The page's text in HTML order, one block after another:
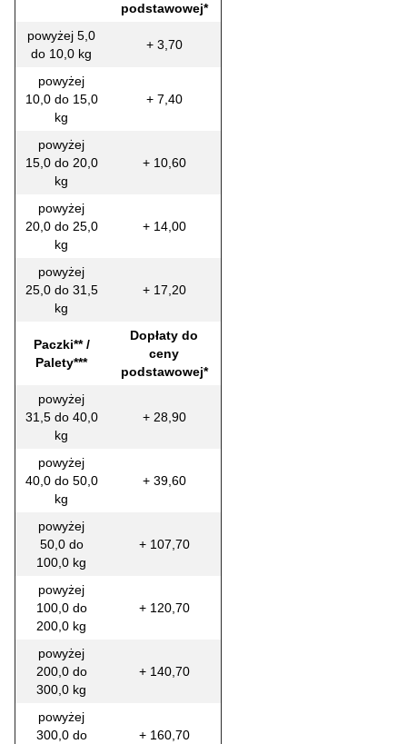
podstawowej*
powyżej 5,0
do 10,0 kg
+ 3,70
powyżej
10,0 do 15,0
kg
+ 7,40
powyżej
15,0 do 20,0
kg
+ 10,60
powyżej
20,0 do 25,0
kg
+ 14,00
powyżej
25,0 do 31,5
kg
+ 17,20
Paczki** /
Palety***
Dopłaty do
ceny
podstawowej*
powyżej
31,5 do 40,0
kg
+ 28,90
powyżej
40,0 do 50,0
kg
+ 39,60
powyżej
50,0 do
100,0 kg
+ 107,70
powyżej
100,0 do
200,0 kg
+ 120,70
powyżej
200,0 do
300,0 kg
+ 140,70
powyżej
300,0 do
+ 160,70